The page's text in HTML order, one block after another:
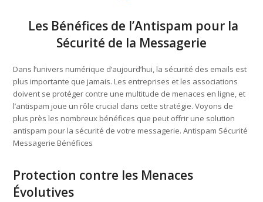
Les Bénéfices de l’Antispam pour la
Sécurité de la Messagerie
Dans l’univers numérique d’aujourd’hui, la sécurité des emails est
plus importante que jamais. Les entreprises et les associations
doivent se protéger contre une multitude de menaces en ligne, et
l’antispam joue un rôle crucial dans cette stratégie. Voyons de
plus près les nombreux bénéfices que peut offrir une solution
antispam pour la sécurité de votre messagerie. Antispam Sécurité
Messagerie Bénéfices
Protection contre les Menaces
Évolutives